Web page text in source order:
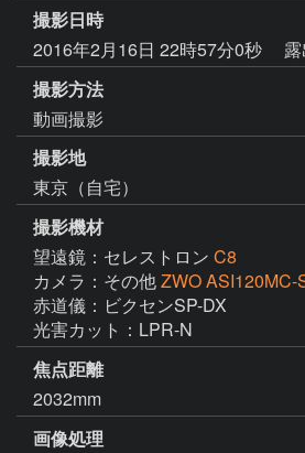
撮影日時
2016年2月16日 22時57分0秒
撮影方法
動画撮影
撮影地
東京（自宅）
撮影機材
望遠鏡：セレストロン C8
カメラ：その他ZWO ASI120MC-
赤道儀：ビクセンSP-DX
光害カット：LPR-N
焦点距離
2032mm
画像処理